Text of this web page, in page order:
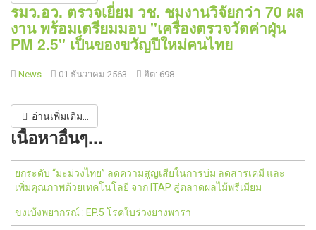
รมว.อว. ตรวจเยี่ยม วช. ชมงานวิจัยกว่า 70 ผล
งาน พร้อมเตรียมมอบ "เครื่องตรวจวัดค่าฝุ่น
PM 2.5" เป็นของขวัญปีใหม่คนไทย
News 01 ธันวาคม 2563 ฮิต: 698
อ่านเพิ่มเติม...
เนื้อหาอื่นๆ...
ยกระดับ “มะม่วงไทย” ลดความสูญเสียในการบ่ม ลดสารเคมี และ
เพิ่มคุณภาพด้วยเทคโนโลยี จาก ITAP สู่ตลาดผลไม้พรีเมียม
ขงเบ้งพยากรณ์ : EP.5 โรคใบร่วงยางพารา